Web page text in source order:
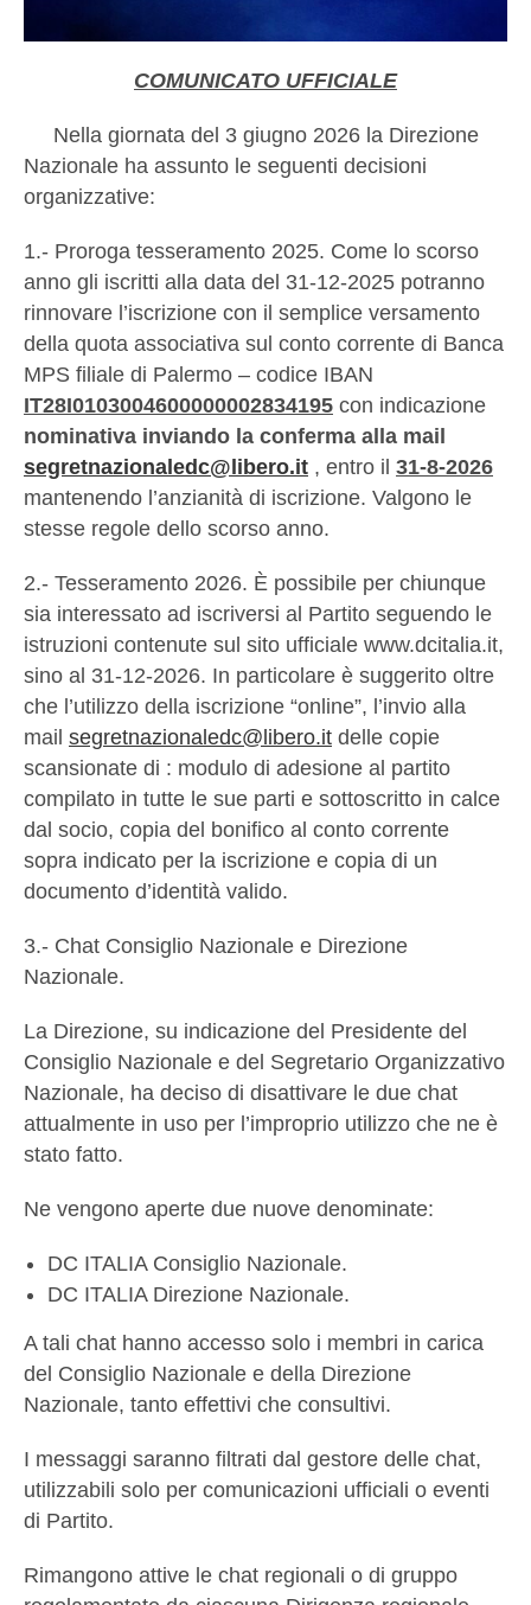
COMUNICATO UFFICIALE
Nella giornata del 3 giugno 2026 la Direzione
Nazionale ha assunto le seguenti decisioni
organizzative:
1.- Proroga tesseramento 2025. Come lo scorso
anno gli iscritti alla data del 31-12-2025 potranno
rinnovare l’iscrizione con il semplice versamento
della quota associativa sul conto corrente di Banca
MPS filiale di Palermo – codice IBAN
IT28I0103004600000002834195 con indicazione
nominativa inviando la conferma alla mail
segretnazionaledc@libero.it , entro il 31-8-2026
mantenendo l’anzianità di iscrizione. Valgono le
stesse regole dello scorso anno.
2.- Tesseramento 2026. È possibile per chiunque
sia interessato ad iscriversi al Partito seguendo le
istruzioni contenute sul sito ufficiale www.dcitalia.it,
sino al 31-12-2026. In particolare è suggerito oltre
che l’utilizzo della iscrizione “online”, l’invio alla
mail segretnazionaledc@libero.it delle copie
scansionate di : modulo di adesione al partito
compilato in tutte le sue parti e sottoscritto in calce
dal socio, copia del bonifico al conto corrente
sopra indicato per la iscrizione e copia di un
documento d’identità valido.
3.- Chat Consiglio Nazionale e Direzione
Nazionale.
La Direzione, su indicazione del Presidente del
Consiglio Nazionale e del Segretario Organizzativo
Nazionale, ha deciso di disattivare le due chat
attualmente in uso per l’improprio utilizzo che ne è
stato fatto.
Ne vengono aperte due nuove denominate:
DC ITALIA Consiglio Nazionale.
DC ITALIA Direzione Nazionale.
A tali chat hanno accesso solo i membri in carica
del Consiglio Nazionale e della Direzione
Nazionale, tanto effettivi che consultivi.
I messaggi saranno filtrati dal gestore delle chat,
utilizzabili solo per comunicazioni ufficiali o eventi
di Partito.
Rimangono attive le chat regionali o di gruppo